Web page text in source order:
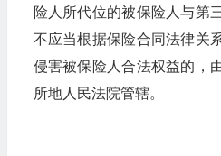
险人所代位的被保险人与第
不应当根据保险合同法律关
侵害被保险人合法权益的，
所地人民法院管辖。